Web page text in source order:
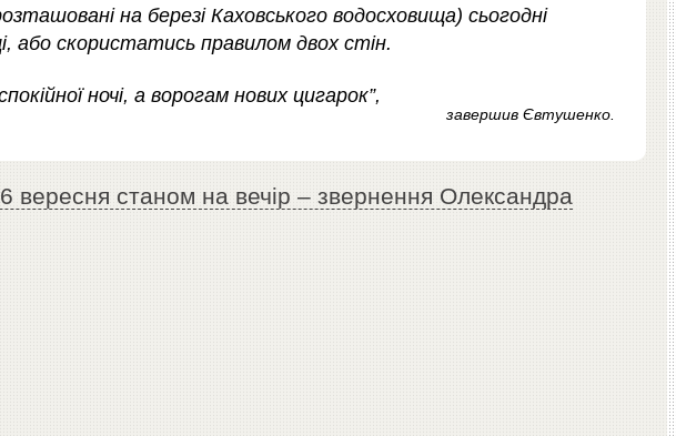
на березі Каховського водосховища) сьогодні
або скористатись правилом двох стін.
ночі, а ворогам нових цигарок”,
завершив Євтушенко.
вересня станом на вечір – звернення Олександра